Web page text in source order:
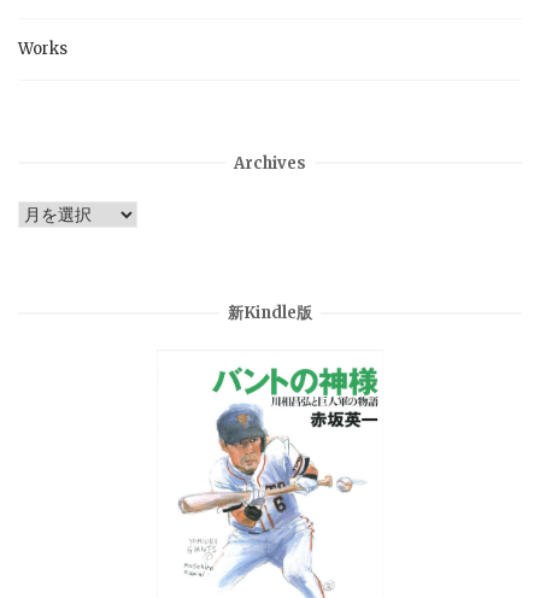
Works
Archives
Archives
新Kindle版